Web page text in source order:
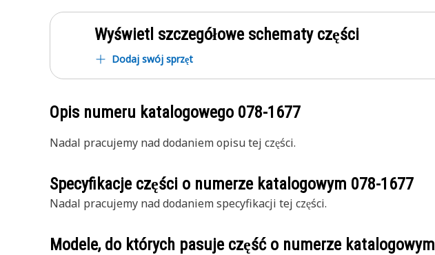
Wyświetl szczegółowe schematy części
Dodaj swój sprzęt
Opis numeru katalogowego 078-1677
Nadal pracujemy nad dodaniem opisu tej części.
Specyfikacje części o numerze katalogowym 078-1677
Nadal pracujemy nad dodaniem specyfikacji tej części.
Modele, do których pasuje część o numerze katalogowym